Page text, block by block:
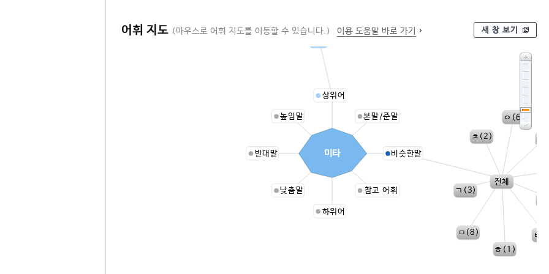
어휘 지도 (마우스로 어휘 지도를 이동할 수 있습니다.) 이용 도움말 바로 가기 새 창 보기
상위어
본말/준말 ㅇ(6)
ㄱ(3)
ㅁ(8) ㅂ
ㅎ(1)
ㅊ(2)
전체
비슷한말
참고 어휘
하위어
낮춤말
반대말
높임말
미타